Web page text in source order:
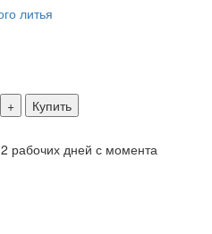
Купить
рабочих дней с момента